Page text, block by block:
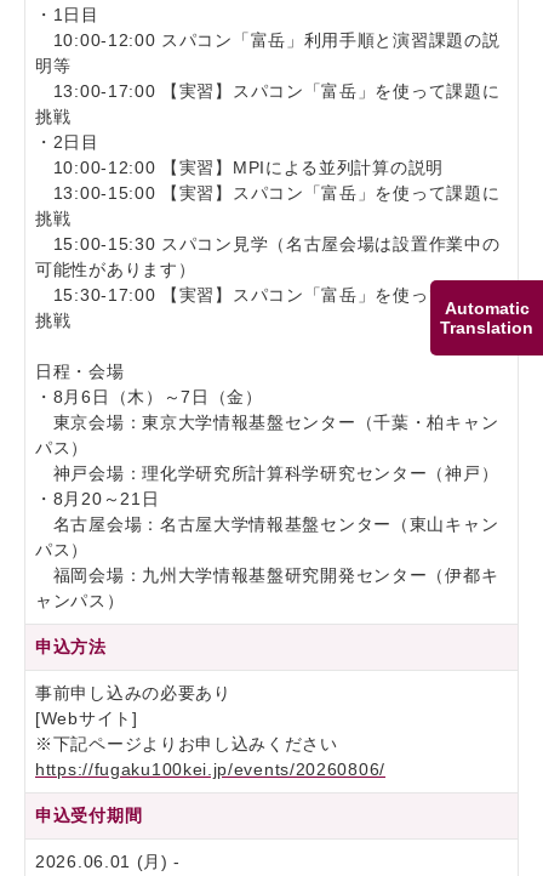
Automatic
Translation
・1日目
10:00-12:00 スパコン「富岳」利用手順と演習課題の説
明等
13:00-17:00 【実習】スパコン「富岳」を使って課題に
挑戦
・2日目
10:00-12:00 【実習】MPIによる並列計算の説明
13:00-15:00 【実習】スパコン「富岳」を使って課題に
挑戦
15:00-15:30 スパコン見学（名古屋会場は設置作業中の
可能性があります）
15:30-17:00 【実習】スパコン「富岳」を使って課題に
挑戦
日程・会場
・8月6日（木）～7日（金）
東京会場：東京大学情報基盤センター（千葉・柏キャン
パス）
神戸会場：理化学研究所計算科学研究センター（神戸）
・8月20～21日
名古屋会場：名古屋大学情報基盤センター（東山キャン
パス）
福岡会場：九州大学情報基盤研究開発センター（伊都キ
ャンパス）
申込方法
事前申し込みの必要あり
[Webサイト]
※下記ページよりお申し込みください
https://fugaku100kei.jp/events/20260806/
申込受付期間
2026.06.01 (月) -